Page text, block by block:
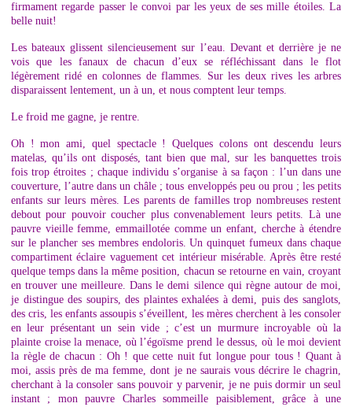
firmament regarde passer le convoi par les yeux de ses mille étoiles. La
belle nuit!
Les bateaux glissent silencieusement sur l’eau. Devant et derrière je ne
vois que les fanaux de chacun d’eux se réfléchissant dans le flot
légèrement ridé en colonnes de flammes. Sur les deux rives les arbres
disparaissent lentement, un à un, et nous comptent leur temps.
Le froid me gagne, je rentre.
Oh ! mon ami, quel spectacle ! Quelques colons ont descendu leurs
matelas, qu’ils ont disposés, tant bien que mal, sur les banquettes trois
fois trop étroites ; chaque individu s’organise à sa façon : l’un dans une
couverture, l’autre dans un châle ; tous enveloppés peu ou prou ; les petits
enfants sur leurs mères. Les parents de familles trop nombreuses restent
debout pour pouvoir coucher plus convenablement leurs petits. Là une
pauvre vieille femme, emmaillotée comme un enfant, cherche à étendre
sur le plancher ses membres endoloris. Un quinquet fumeux dans chaque
compartiment éclaire vaguement cet intérieur misérable. Après être resté
quelque temps dans la même position, chacun se retourne en vain, croyant
en trouver une meilleure. Dans le demi silence qui règne autour de moi,
je distingue des soupirs, des plaintes exhalées à demi, puis des sanglots,
des cris, les enfants assoupis s’éveillent, les mères cherchent à les consoler
en leur présentant un sein vide ; c’est un murmure incroyable où la
plainte croise la menace, où l’égoïsme prend le dessus, où le moi devient
la règle de chacun : Oh ! que cette nuit fut longue pour tous ! Quant à
moi, assis près de ma femme, dont je ne saurais vous décrire le chagrin,
cherchant à la consoler sans pouvoir y parvenir, je ne puis dormir un seul
instant ; mon pauvre Charles sommeille paisiblement, grâce à une